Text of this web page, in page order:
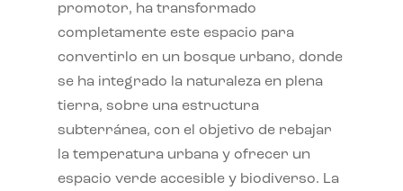
promotor, ha transformado
completamente este espacio para
convertirlo en un bosque urbano, donde
se ha integrado la naturaleza en plena
tierra, sobre una estructura
subterránea, con el objetivo de rebajar
la temperatura urbana y ofrecer un
espacio verde accesible y biodiverso. La